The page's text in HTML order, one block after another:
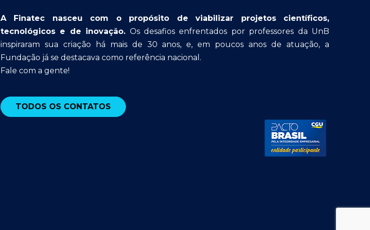
A Finatec nasceu com o propósito de viabilizar projetos científicos,
tecnológicos e de inovação. Os desafios enfrentados por professores da UnB
inspiraram sua criação há mais de 30 anos, e, em poucos anos de atuação, a
Fundação já se destacava como referência nacional.
Fale com a gente!
TODOS OS CONTATOS